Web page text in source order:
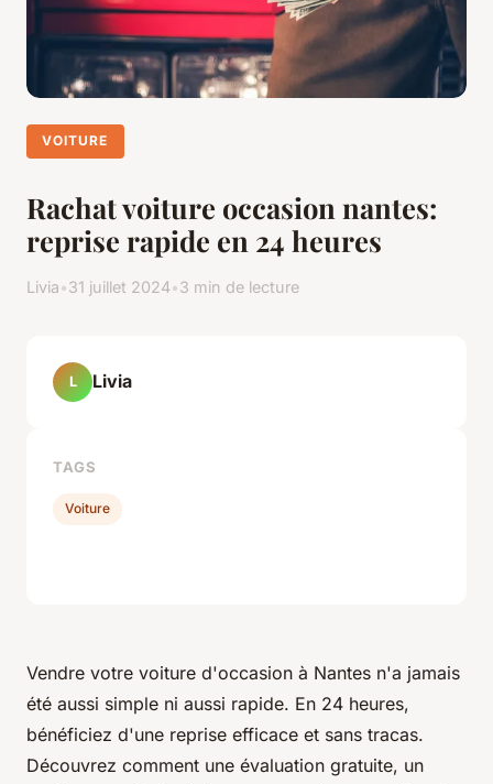
VOITURE
Rachat voiture occasion nantes:
reprise rapide en 24 heures
Livia•31 juillet 2024•3 min de lecture
Vendre votre voiture d'occasion à Nantes n'a jamais
été aussi simple ni aussi rapide. En 24 heures,
bénéficiez d'une reprise efficace et sans tracas.
Découvrez comment une évaluation gratuite, un
L Livia
TAGS
Voiture